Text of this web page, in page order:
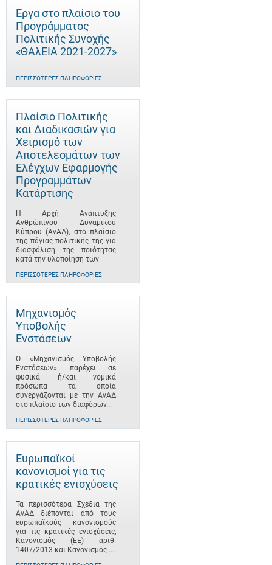
Έργα στο πλαίσιο του
Προγράμματος
Πολιτικής Συνοχής
«ΘΑλΕΙΑ 2021-2027»
ΠΕΡΙΣΣΌΤΕΡΕΣ ΠΛΗΡΟΦΟΡΊΕΣ
Πλαίσιο Πολιτικής
και Διαδικασιών για
Χειρισμό των
Αποτελεσμάτων των
Ελέγχων Εφαρμογής
Προγραμμάτων
Κατάρτισης
Η Αρχή Ανάπτυξης
Ανθρώπινου Δυναμικού
Κύπρου (ΑνΑΔ), στο πλαίσιο
της πάγιας πολιτικής της για
διασφάλιση της ποιότητας
κατά την υλοποίηση των
ΠΕΡΙΣΣΌΤΕΡΕΣ ΠΛΗΡΟΦΟΡΊΕΣ
Μηχανισμός
Υποβολής
Ενστάσεων
Ο «Μηχανισμός Υποβολής
Ενστάσεων» παρέχει σε
φυσικά ή/και νομικά
πρόσωπα τα οποία
συνεργάζονται με την ΑνΑΔ
στο πλαίσιο των διαφόρων...
ΠΕΡΙΣΣΌΤΕΡΕΣ ΠΛΗΡΟΦΟΡΊΕΣ
Ευρωπαϊκοί
κανονισμοί για τις
κρατικές ενισχύσεις
Τα περισσότερα Σχέδια της
ΑνΑΔ διέπονται από τους
ευρωπαϊκούς κανονισμούς
για τις κρατικές ενισχύσεις,
Κανονισμός (ΕΕ) αριθ.
1407/2013 και Κανονισμός ...